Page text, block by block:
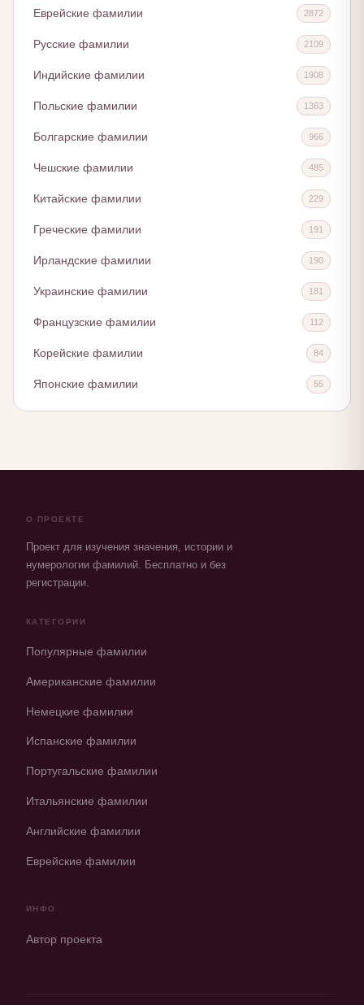
Еврейские фамилии 2872
Русские фамилии 2109
Индийские фамилии 1908
Польские фамилии 1363
Болгарские фамилии 966
Чешские фамилии 485
Китайские фамилии 229
Греческие фамилии 191
Ирландские фамилии 190
Украинские фамилии 181
Французские фамилии 112
Корейские фамилии 84
Японские фамилии 55
О ПРОЕКТЕ
Проект для изучения значения, истории и
нумерологии фамилий. Бесплатно и без
регистрации.
КАТЕГОРИИ
Популярные фамилии
Американские фамилии
Немецкие фамилии
Испанские фамилии
Португальские фамилии
Итальянские фамилии
Английские фамилии
Еврейские фамилии
ИНФО
Автор проекта